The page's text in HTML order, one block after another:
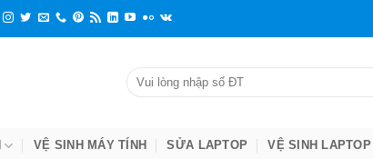
VỆ SINH MÁY TÍNH SỬA LAPTOP VỆ SINH LAPTOP